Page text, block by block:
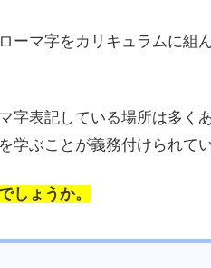
ーマ字をカリキュラムに組
字表記している場所は多く
学ぶことが義務付けられてい
しょうか。